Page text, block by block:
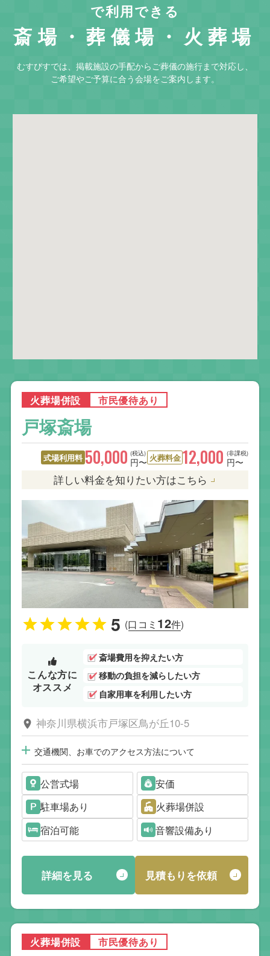
で利用できる
斎場・葬儀場・火葬場
むすびすでは、掲載施設の手配からご葬儀の施行まで対応し、
ご希望やご予算に合う会場をご案内します。
火葬場併設 市民優待あり
戸塚斎場
式場利用料 (税込)
50,000 円〜 火葬料金 (非課税)
12,000 円〜
詳しい料金を知りたい方はこちら
5 (口コミ 12件)
こんな方に
オススメ
斎場費用を抑えたい方
移動の負担を減らしたい方
自家用車を利用したい方
神奈川県横浜市戸塚区鳥が丘10-5
交通機関、お車でのアクセス方法について
公営式場
安価
駐車場あり
火葬場併設
宿泊可能
音響設備あり
詳細を見る 見積もりを依頼
火葬場併設 市民優待あり